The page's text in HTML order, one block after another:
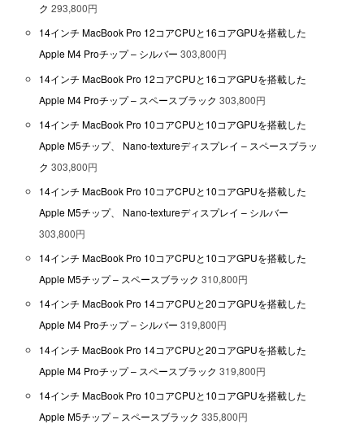
ク 293,800円
14インチ MacBook Pro 12コアCPUと16コアGPUを搭載した
Apple M4 Proチップ – シルバー 303,800円
14インチ MacBook Pro 12コアCPUと16コアGPUを搭載した
Apple M4 Proチップ – スペースブラック 303,800円
14インチ MacBook Pro 10コアCPUと10コアGPUを搭載した
Apple M5チップ、 Nano-textureディスプレイ – スペースブラッ
ク 303,800円
14インチ MacBook Pro 10コアCPUと10コアGPUを搭載した
Apple M5チップ、 Nano-textureディスプレイ – シルバー
303,800円
14インチ MacBook Pro 10コアCPUと10コアGPUを搭載した
Apple M5チップ – スペースブラック 310,800円
14インチ MacBook Pro 14コアCPUと20コアGPUを搭載した
Apple M4 Proチップ – シルバー 319,800円
14インチ MacBook Pro 14コアCPUと20コアGPUを搭載した
Apple M4 Proチップ – スペースブラック 319,800円
14インチ MacBook Pro 10コアCPUと10コアGPUを搭載した
Apple M5チップ – スペースブラック 335,800円